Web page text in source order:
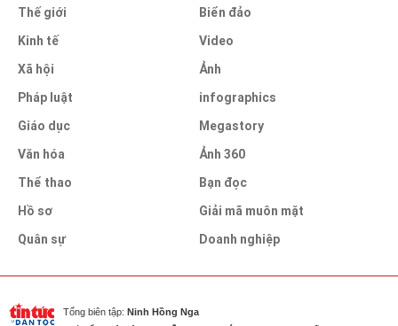
Thế giới
Kinh tế
Xã hội
Pháp luật
Giáo dục
Văn hóa
Thể thao
Hồ sơ
Quân sự
Biển đảo
Video
Ảnh
infographics
Megastory
Ảnh 360
Bạn đọc
Giải mã muôn mặt
Doanh nghiệp
Tổng biên tập: Ninh Hồng Nga